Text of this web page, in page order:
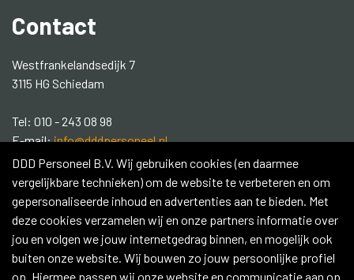
Contact
Westfrankelandsedijk 7
3115 HG Schiedam
Tel: 010 - 243 08 98
E-mail:info@dddpersoneel.nl
Social media:
Contacteer ons
DDD Personeel B.V. Wij gebruiken cookies (en daarmee
vergelijkbare technieken) om de website te verbeteren en om
gepersonaliseerde inhoud en advertenties aan te bieden. Met
deze cookies verzamelen wij en onze partners informatie over
jou en volgen we jouw internetgedrag binnen, en mogelijk ook
buiten onze website. Wij bouwen zo jouw persoonlijke profiel
op. Hiermee passen wij onze website en communicatie aan op